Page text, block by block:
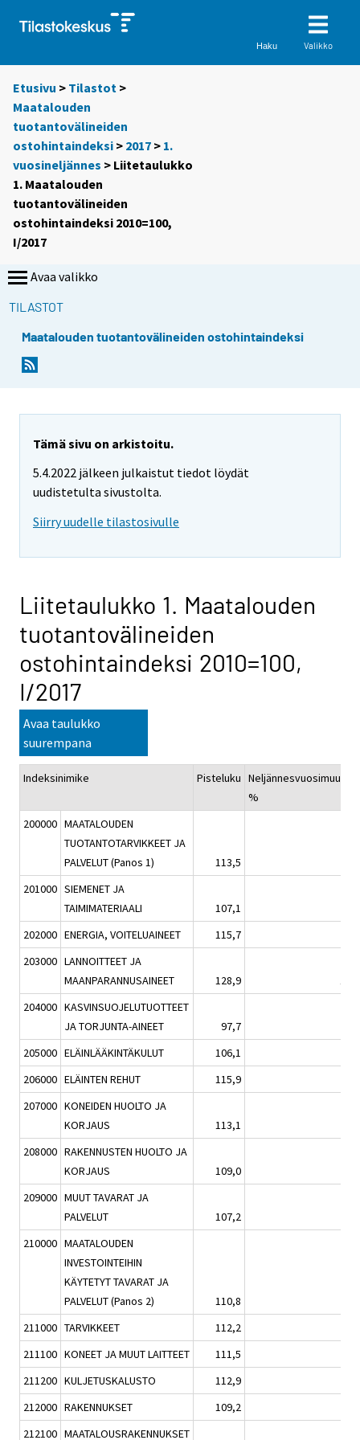
Haku Valikko
Etusivu > Tilastot >
Maatalouden
tuotantovälineiden
ostohintaindeksi > 2017 > 1.
vuosineljännes > Liitetaulukko
1. Maatalouden
tuotantovälineiden
ostohintaindeksi 2010=100,
I/2017
Avaa valikko
TILASTOT
Maatalouden tuotantovälineiden ostohintaindeksi
Tämä sivu on arkistoitu.
5.4.2022 jälkeen julkaistut tiedot löydät
uudistetulta sivustolta.
Siirry uudelle tilastosivulle
Liitetaulukko 1. Maatalouden
tuotantovälineiden
ostohintaindeksi 2010=100,
I/2017
Avaa taulukko
suurempana
Indeksinimike Pisteluku Neljännesvuosimuutos,
%
200000 MAATALOUDEN
TUOTANTOTARVIKKEET JA
PALVELUT (Panos 1)
113,5
201000 SIEMENET JA
TAIMIMATERIAALI
107,1
202000 ENERGIA, VOITELUAINEET 115,7
203000 LANNOITTEET JA
MAANPARANNUSAINEET
128,9
15,6
204000 KASVINSUOJELUTUOTTEET
JA TORJUNTA-AINEET
97,7
205000 ELÄINLÄÄKINTÄKULUT 106,1
206000 ELÄINTEN REHUT 115,9
207000 KONEIDEN HUOLTO JA
KORJAUS
113,1
208000 RAKENNUSTEN HUOLTO JA
KORJAUS
109,0
209000 MUUT TAVARAT JA
PALVELUT
107,2
210000 MAATALOUDEN
INVESTOINTEIHIN
KÄYTETYT TAVARAT JA
PALVELUT (Panos 2)
110,8
211000 TARVIKKEET 112,2
211100 KONEET JA MUUT LAITTEET 111,5
211200 KULJETUSKALUSTO 112,9
212000 RAKENNUKSET 109,2
212100 MAATALOUSRAKENNUKSET